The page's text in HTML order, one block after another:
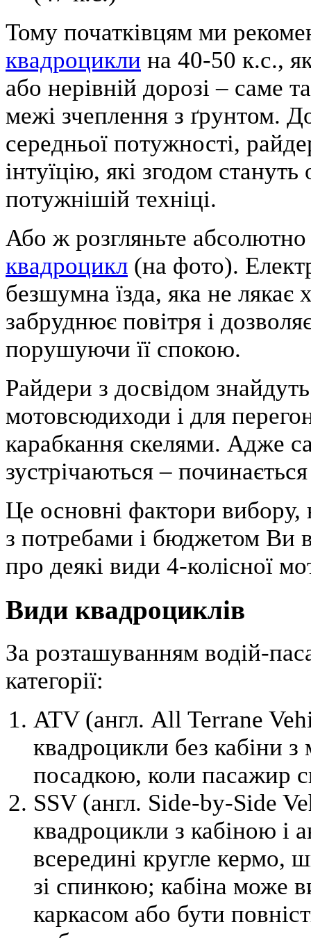
Тому початківцям ми
квадроцикли на 40-50 к.с.,
або нерівній дорозі – саме
межі зчеплення з ґрунтом.
середньої потужності,
інтуїцію, які згодом
потужнішій техніці.
Або ж розгляньте
квадроцикл (на фото).
безшумна їзда, яка не лякає
забруднює повітря і
порушуючи її спокою.
Райдери з досвідом
мотовсюдиходи і для
карабкання скелями. Адже
зустрічаються –
Це основні фактори вибору,
з потребами і бюджетом Ви
про деякі види 4-колісної
Види квадроциклів
За розташуванням водій-
категорії:
ATV (англ. All Terrane
квадроцикли без кабіни
посадкою, коли пасажир
SSV (англ. Side-by-Side
квадроцикли з кабіною і
всередині кругле кермо,
зі спинкою; кабіна може
каркасом або бути